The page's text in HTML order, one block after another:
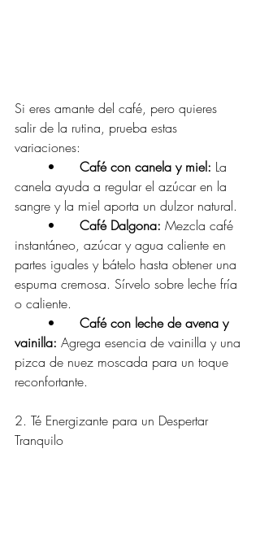
Si eres amante del café, pero quieres
salir de la rutina, prueba estas
variaciones:
Café con canela y miel: La
canela ayuda a regular el azúcar en la
sangre y la miel aporta un dulzor natural.
Café Dalgona: Mezcla café
instantáneo, azúcar y agua caliente en
partes iguales y bátelo hasta obtener una
espuma cremosa. Sírvelo sobre leche fría
o caliente.
	•
vainilla: Agrega esencia de vainilla y una
pizca de nuez moscada para un toque
reconfortante.
2. Té Energizante para un Despertar
Tranquilo